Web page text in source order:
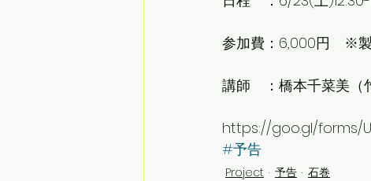
参加費：6,000円　※製
講師　：橋本千菜美（
https://goo.gl/forms/
#予告
Project 予告 石巻